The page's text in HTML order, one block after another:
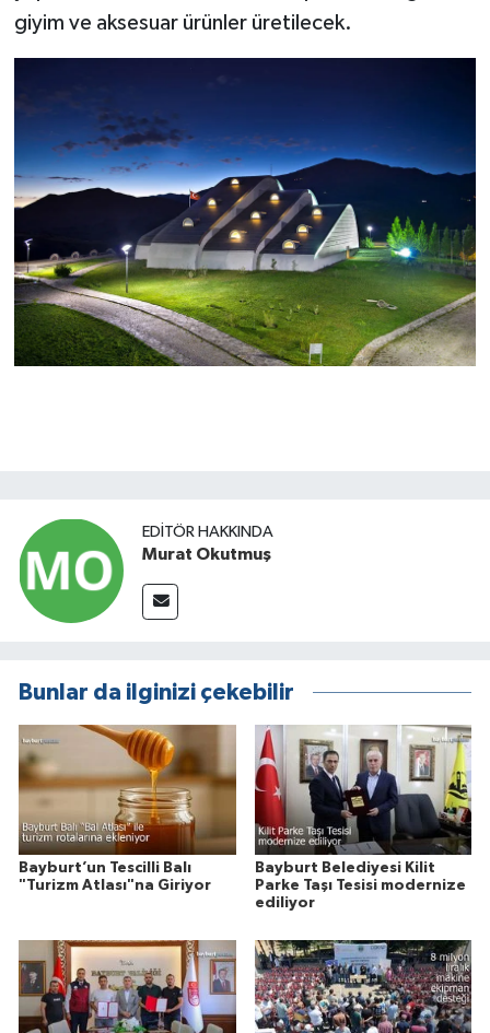
giyim ve aksesuar ürünler üretilecek.
EDITÖR HAKKINDA
Murat Okutmuş
Bunlar da ilginizi çekebilir
Bayburt’un Tescilli Balı
"Turizm Atlası"na Giriyor
Bayburt Belediyesi Kilit
Parke Taşı Tesisi modernize
ediliyor